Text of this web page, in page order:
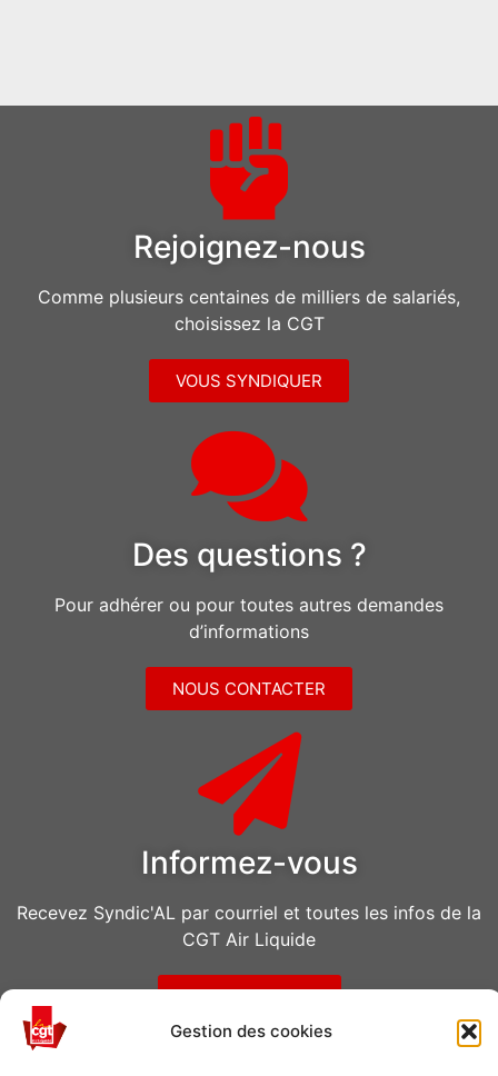
Gestion des cookies
Rejoignez-nous
Comme plusieurs centaines de milliers de salariés,
choisissez la CGT
VOUS SYNDIQUER
Des questions ?
Pour adhérer ou pour toutes autres demandes
d’informations
NOUS CONTACTER
Informez-vous
Recevez Syndic'AL par courriel et toutes les infos de la
CGT Air Liquide
VOUS ABONNER